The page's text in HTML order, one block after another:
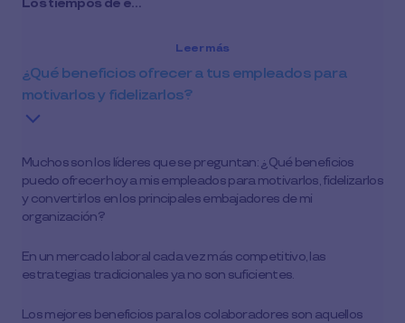
Los tiempos de e…
Leer más
¿Qué beneficios ofrecer a tus empleados para
motivarlos y fidelizarlos?
Muchos son los líderes que se preguntan: ¿Qué beneficios
puedo ofrecer hoy a mis empleados para motivarlos, fidelizarlos
y convertirlos en los principales embajadores de mi
organización?
En un mercado laboral cada vez más competitivo, las
estrategias tradicionales ya no son suficientes.
Los mejores beneficios para los colaboradores son aquellos